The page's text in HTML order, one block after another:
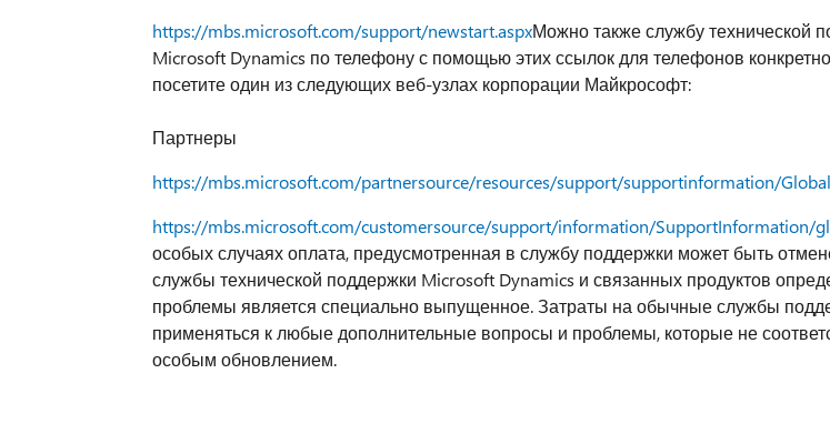
https://mbs.microsoft.com/support/newstart.aspxМожно также службу технической
Microsoft Dynamics по телефону с помощью этих ссылок для телефонов
посетите один из следующих веб-узлах корпорации Майкрософт:
Партнеры
https://mbs.microsoft.com/partnersource/resources/support/supportinformation/
https://mbs.microsoft.com/customersource/support/information/SupportInformation/
особых случаях оплата, предусмотренная в службу поддержки может быть
службы технической поддержки Microsoft Dynamics и связанных продуктов
проблемы является специально выпущенное. Затраты на обычные службы
применяться к любые дополнительные вопросы и проблемы, которые не
особым обновлением.